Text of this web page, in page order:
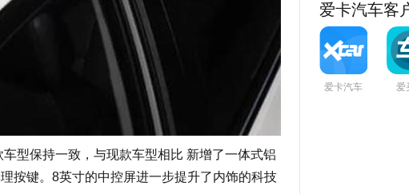
保持一致，与现款车型相比 新增了一体式铝
按键。8英寸的中控屏进一步提升了内饰的科技
爱卡汽车客
爱卡汽车 爱